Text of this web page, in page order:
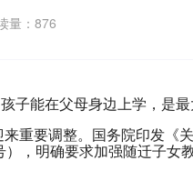
量：876
子能在父母身边上学，是
重要调整。国务院印发《
，明确要求加强随迁子女